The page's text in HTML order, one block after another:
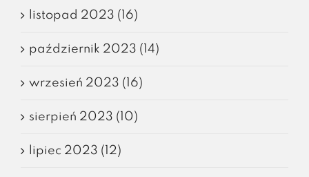
listopad 2023 (16)
październik 2023 (14)
wrzesień 2023 (16)
sierpień 2023 (10)
lipiec 2023 (12)